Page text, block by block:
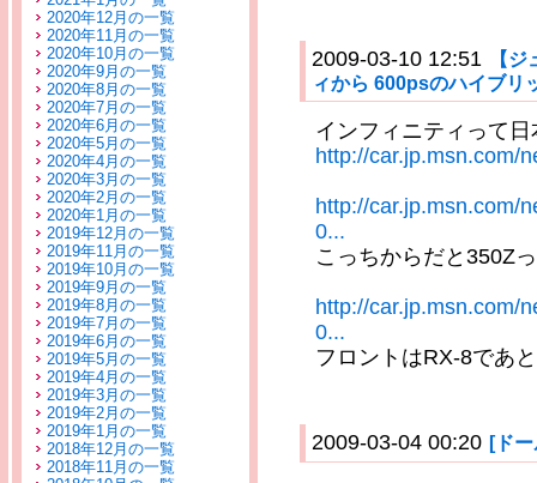
2020年12月の一覧
2020年11月の一覧
2020年10月の一覧
2020年9月の一覧
2020年8月の一覧
2020年7月の一覧
2020年6月の一覧
2020年5月の一覧
2020年4月の一覧
2020年3月の一覧
2020年2月の一覧
2020年1月の一覧
2019年12月の一覧
2019年11月の一覧
2019年10月の一覧
2019年9月の一覧
2019年8月の一覧
2019年7月の一覧
2019年6月の一覧
2019年5月の一覧
2019年4月の一覧
2019年3月の一覧
2019年2月の一覧
2019年1月の一覧
2018年12月の一覧
2018年11月の一覧
2009-03-10 12:51
【
ィから 600psのハイブリ
インフィニティって
http://car.jp.msn.com/
http://car.jp.msn.com/
0...
こっちからだと350Z
http://car.jp.msn.com/
0...
フロントはRX-8であ
2009-03-04 00:20 [ド